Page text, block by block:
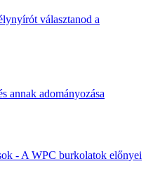
választanod a
annak adományozása
- A WPC burkolatok előnyei